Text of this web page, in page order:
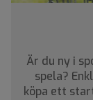
Är du ny i
spela?
köpa ett